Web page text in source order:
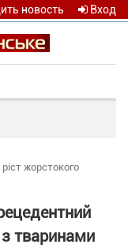
новость Вход
жорстокого
тваринами